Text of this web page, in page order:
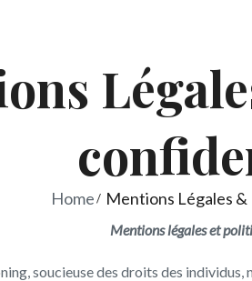
Home Mentions Légales
Mentions légales et
soucieuse des droits des individus,